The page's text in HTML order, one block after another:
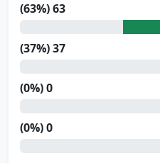
63 (63%)
37 (37%)
0 (0%)
0 (0%)